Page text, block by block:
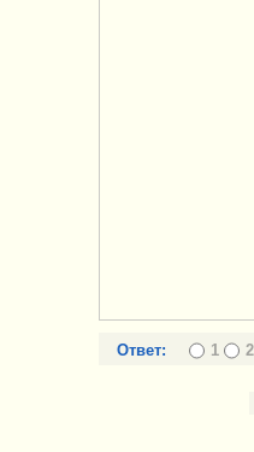
Ответ: 1 2